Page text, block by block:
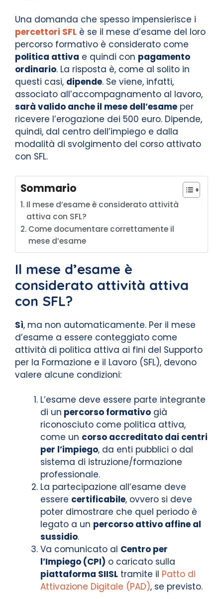
Una domanda che spesso impensierisce i
percettori SFL è se il mese d’esame del loro
percorso formativo è considerato come
politica attiva e quindi con pagamento
ordinario. La risposta è, come al solito in
questi casi, dipende. Se viene, infatti,
associato all’accompagnamento al lavoro,
sarà valido anche il mese dell’esame per
ricevere l’erogazione dei 500 euro. Dipende,
quindi, dal centro dell’impiego e dalla
modalità di svolgimento del corso attivato
con SFL.
Sommario
Il mese d’esame è considerato attività
attiva con SFL?
Come documentare correttamente il
mese d’esame
Il mese d’esame è
considerato attività attiva
con SFL?
Sì, ma non automaticamente. Per il mese
d’esame a essere conteggiato come
attività di politica attiva ai fini del Supporto
per la Formazione e il Lavoro (SFL), devono
valere alcune condizioni:
L’esame deve essere parte integrante
di un percorso formativo già
riconosciuto come politica attiva,
come un corso accreditato dai centri
per l’impiego, da enti pubblici o dal
sistema di istruzione/formazione
professionale.
La partecipazione all’esame deve
essere certificabile, ovvero si deve
poter dimostrare che quel periodo è
legato a un percorso attivo affine al
sussidio.
Va comunicato al Centro per
l’Impiego (CPI) o caricato sulla
piattaforma SIISL tramite il Patto di
Attivazione Digitale (PAD), se previsto.